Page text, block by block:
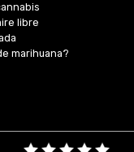
libre
marihuana?